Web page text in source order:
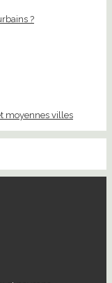
?
moyennes villes